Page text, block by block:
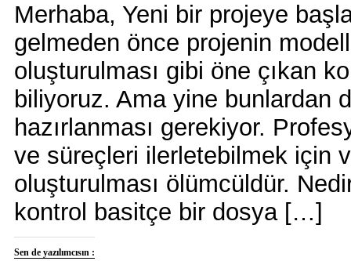
Merhaba, Yeni bir projeye
gelmeden önce projenin
oluşturulması gibi öne çıkan
biliyoruz. Ama yine bunlardan
hazırlanması gerekiyor.
ve süreçleri ilerletebilmek için
oluşturulması ölümcüldür.
kontrol basitçe bir dosya […]
Sen de yazılımcısın :